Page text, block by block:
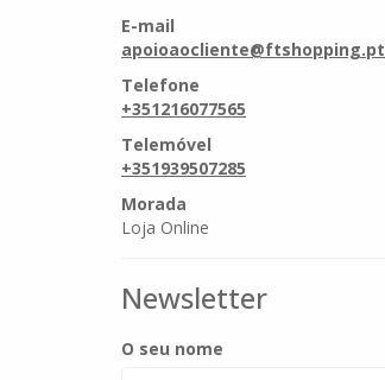
E-mail
apoioaocliente@ftshopping.pt
Telefone
+351216077565
Telemóvel
+351939507285
Morada
Loja Online
Newsletter
O seu nome